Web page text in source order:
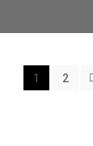
1 2